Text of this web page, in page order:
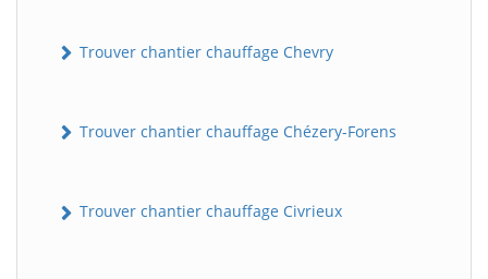
Trouver chantier chauffage Chevry
Trouver chantier chauffage Chézery-Forens
Trouver chantier chauffage Civrieux